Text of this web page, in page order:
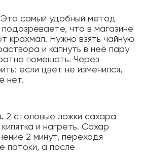
Это самый удобный метод
что в магазине
крахмал. Нужно взять чайную
и капнуть в неё пару
помешать. Через
если цвет не изменился,
нет.
2 столовые ложки сахара
и нагреть. Сахар
2 минут, переходя
патоки, а после